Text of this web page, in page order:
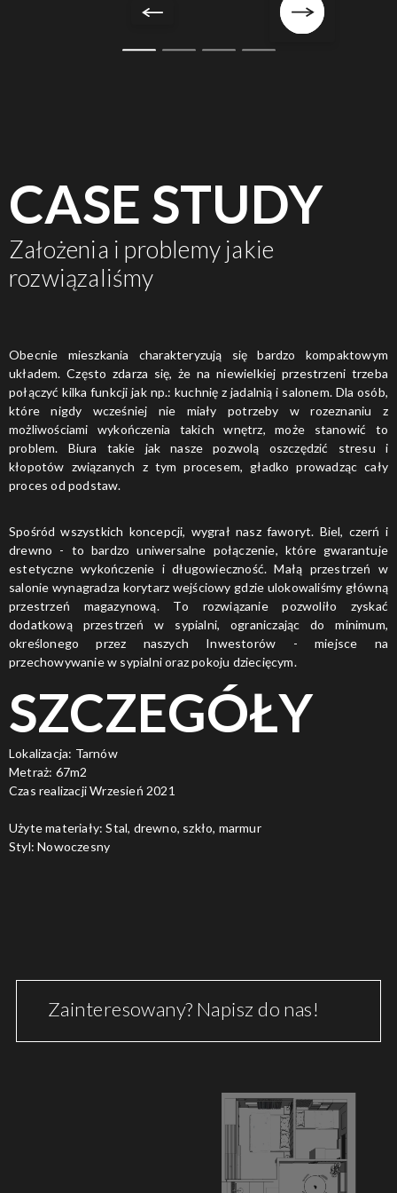
CASE STUDY
Założenia i problemy jakie
rozwiązaliśmy
Obecnie mieszkania charakteryzują się bardzo kompaktowym
układem. Często zdarza się, że na niewielkiej przestrzeni trzeba
połączyć kilka funkcji jak np.: kuchnię z jadalnią i salonem. Dla osób,
które nigdy wcześniej nie miały potrzeby w rozeznaniu z
możliwościami wykończenia takich wnętrz, może stanowić to
problem. Biura takie jak nasze pozwolą oszczędzić stresu i
kłopotów związanych z tym procesem, gładko prowadząc cały
proces od podstaw.
Spośród wszystkich koncepcji, wygrał nasz faworyt. Biel, czerń i
drewno - to bardzo uniwersalne połączenie, które gwarantuje
estetyczne wykończenie i długowieczność. Małą przestrzeń w
salonie wynagradza korytarz wejściowy gdzie ulokowaliśmy główną
przestrzeń magazynową. To rozwiązanie pozwoliło zyskać
dodatkową przestrzeń w sypialni, ograniczając do minimum,
określonego przez naszych Inwestorów - miejsce na
przechowywanie w sypialni oraz pokoju dziecięcym.
SZCZEGÓŁY
Lokalizacja: Tarnów
Metraż: 67m2
Czas realizacji Wrzesień 2021
Użyte materiały: Stal, drewno, szkło, marmur
Styl: Nowoczesny
Zainteresowany? Napisz do nas!